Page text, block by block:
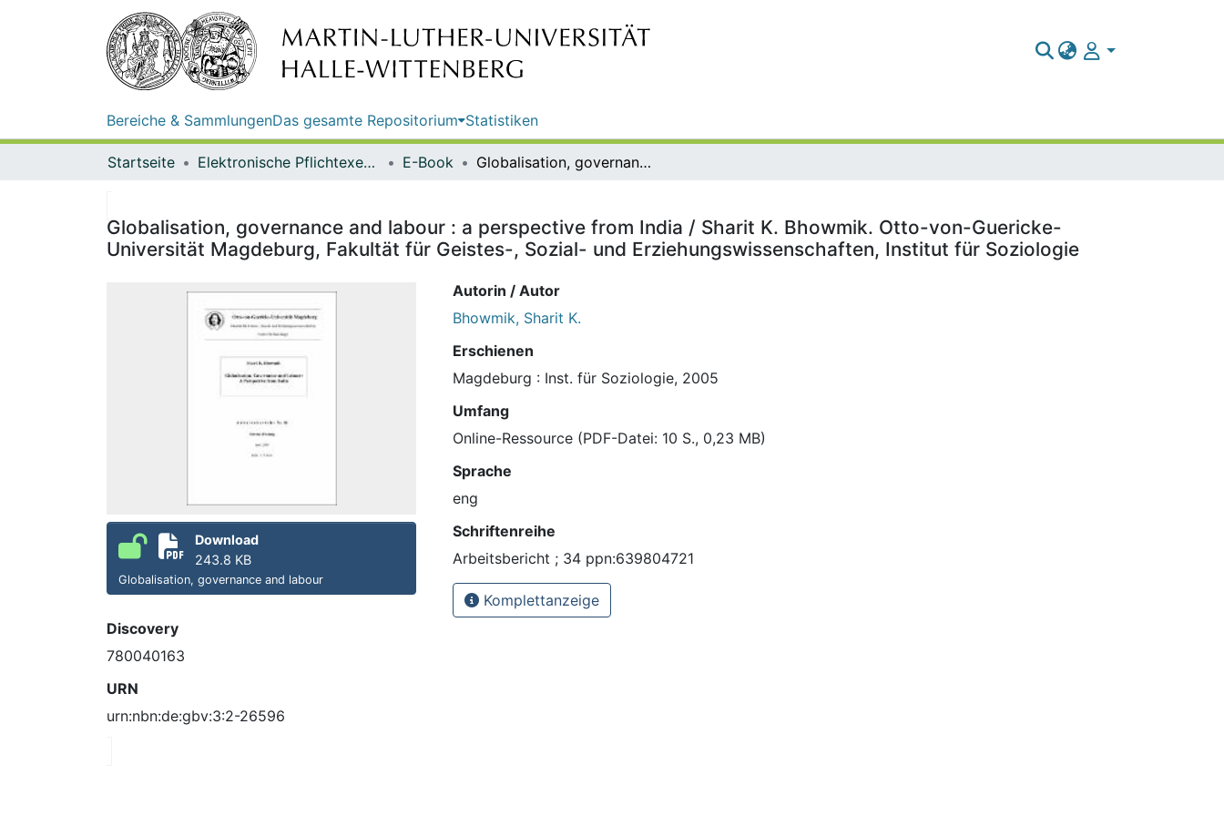
Bereiche & SammlungenDas gesamte Repositorium Statistiken
Startseite Elektronische Pflichtexemplare E-Book Globalisation, governance and labour : a perspective from India / Sharit K. Bhowmik. Otto-von-Guericke-Universität Magdeburg, Fakultät für Geistes-, Sozial- und Erziehungswissenschaften, Institut für Soziologie
Globalisation, governance and labour : a perspective from India / Sharit K. Bhowmik. Otto-von-Guericke-
Universität Magdeburg, Fakultät für Geistes-, Sozial- und Erziehungswissenschaften, Institut für Soziologie
Download
243.8 KB
Globalisation, governance and labour
Discovery
780040163
URN
urn:nbn:de:gbv:3:2-26596
Autorin / Autor
Bhowmik, Sharit K.
Erschienen
Magdeburg : Inst. für Soziologie, 2005
Umfang
Online-Ressource (PDF-Datei: 10 S., 0,23 MB)
Sprache
eng
Schriftenreihe
Arbeitsbericht ; 34 ppn:639804721
Komplettanzeige